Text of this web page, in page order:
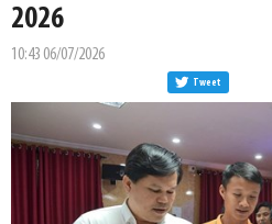
2026
10:43 06/07/2026
Tweet